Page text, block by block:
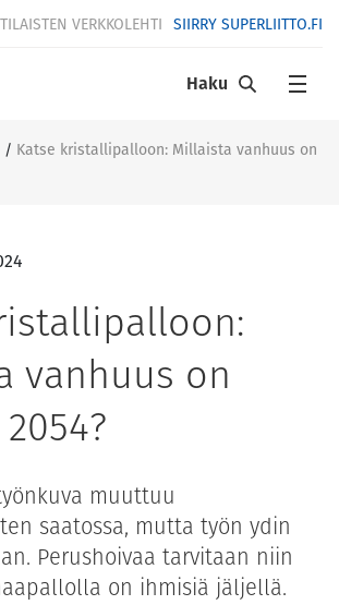
VERKKOLEHTI SIIRRY SUPERLIITTO.FI
Haku
/ Katse kristallipalloon: Millaista vanhuus on
vanhuus on
muuttuu
saatossa, mutta työn ydin
Perushoivaa tarvitaan niin
on ihmisiä jäljellä.